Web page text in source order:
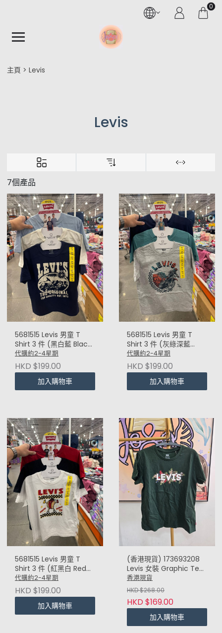
0
主頁 Levis
Levis
7個產品
5681515 Levis 男童 T
Shirt 3 件 (黑白藍 Black
White Blue)
代購約2-4星期
HKD $199.00
加入購物車
5681515 Levis 男童 T
Shirt 3 件 (灰綠深藍
Grey Green Navy)
代購約2-4星期
HKD $199.00
加入購物車
5681515 Levis 男童 T
Shirt 3 件 (紅黑白 Red
Black White)
代購約2-4星期
HKD $199.00
加入購物車
(香港現貨) 173693208
Levis 女裝 Graphic Tee
(墨綠 Dark Green) S35"
香港現貨
HKD $268.00
HKD $169.00
加入購物車